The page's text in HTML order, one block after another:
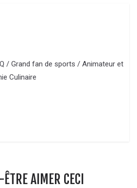
/ Grand fan de sports / Animateur et
Culinaire
AIMER CECI